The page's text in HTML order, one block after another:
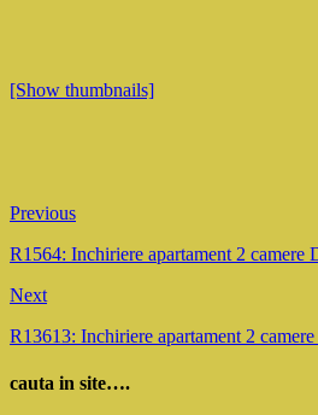
[Show thumbnails]
Previous
R1564: Inchiriere apartament 2 camere
Next
R13613: Inchiriere apartament 2
cauta in site….